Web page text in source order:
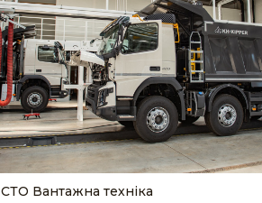
СТО Вантажна техніка